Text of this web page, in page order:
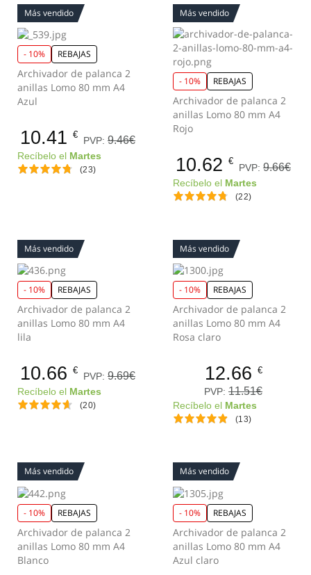
Más vendido
- 10% REBAJAS
Archivador de palanca 2
anillas Lomo 80 mm A4
Azul
10.41 €
PVP: 9.46€
Recíbelo el Martes
(23)
Más vendido
- 10% REBAJAS
Archivador de palanca 2
anillas Lomo 80 mm A4
Rojo
10.62 €
PVP: 9.66€
Recíbelo el Martes
(22)
Más vendido
- 10% REBAJAS
Archivador de palanca 2
anillas Lomo 80 mm A4
lila
10.66 €
PVP: 9.69€
Recíbelo el Martes
(20)
Más vendido
- 10% REBAJAS
Archivador de palanca 2
anillas Lomo 80 mm A4
Rosa claro
12.66 €
PVP: 11.51€
Recíbelo el Martes
(13)
Más vendido
- 10% REBAJAS
Archivador de palanca 2
anillas Lomo 80 mm A4
Blanco
Más vendido
- 10% REBAJAS
Archivador de palanca 2
anillas Lomo 80 mm A4
Azul claro